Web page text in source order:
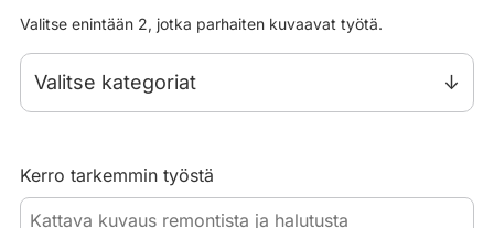
Valitse enintään 2, jotka parhaiten kuvaavat työtä.
Valitse kategoriat
Kerro tarkemmin työstä